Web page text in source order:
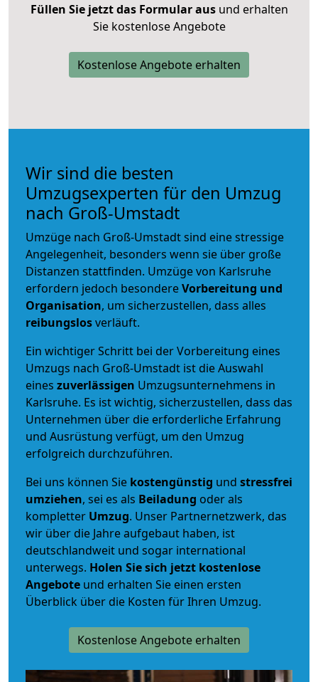
Füllen Sie jetzt das Formular ausund erhalten
Sie kostenlose Angebote
Kostenlose Angebote erhalten
Wir sind die besten
Umzugsexperten für den Umzug
nach Groß-Umstadt
Umzüge nach Groß-Umstadt sind eine stressige
Angelegenheit, besonders wenn sie über große
Distanzen stattfinden. Umzüge von Karlsruhe
erfordern jedoch besondereVorbereitung und
Organisation, um sicherzustellen, dass alles
reibungslosverläuft.
Ein wichtiger Schritt bei der Vorbereitung eines
Umzugs nach Groß-Umstadt ist die Auswahl
eines zuverlässigen Umzugsunternehmens in
Karlsruhe. Es ist wichtig, sicherzustellen, dass das
Unternehmen über die erforderliche Erfahrung
und Ausrüstung verfügt, um den Umzug
erfolgreich durchzuführen.
Bei uns können Sie kostengünstig und stressfrei
umziehen, sei es als Beiladung oder als
kompletter Umzug. Unser Partnernetzwerk, das
wir über die Jahre aufgebaut haben, ist
deutschlandweit und sogar international
unterwegs. Holen Sie sich jetzt kostenlose
Angebote und erhalten Sie einen ersten
Überblick über die Kosten für Ihren Umzug.
Kostenlose Angebote erhalten